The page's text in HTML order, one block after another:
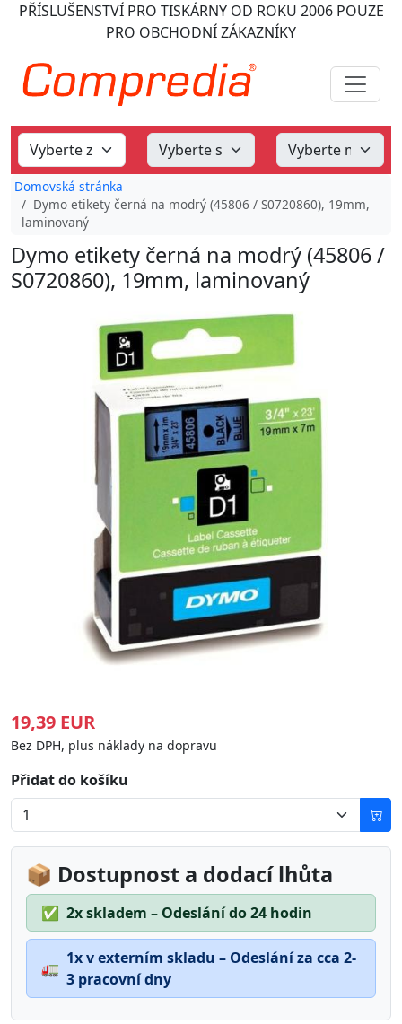
PŘÍSLUŠENSTVÍ PRO TISKÁRNY OD ROKU 2006POUZE
PRO OBCHODNÍ ZÁKAZNÍKY
Domovská stránka
Dymo etikety černá na modrý (45806 / S0720860), 19mm,
laminovaný
Dymo etikety černá na modrý (45806 /
S0720860), 19mm, laminovaný
19,39 EUR
Bez DPH, plus náklady na dopravu
Přidat do košíku
📦 Dostupnost a dodací lhůta
✅ 2x skladem – Odeslání do 24 hodin
🚛
1x v externím skladu – Odeslání za cca 2-
3 pracovní dny